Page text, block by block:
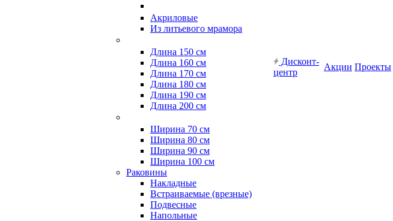
Акриловые
Из литьевого мрамора
Длина 150 см
Длина 160 см
Длина 170 см
Длина 180 см
Длина 190 см
Длина 200 см
Ширина 70 см
Ширина 80 см
Ширина 90 см
Ширина 100 см
Раковины
Накладные
Встраиваемые (врезные)
Подвесные
Напольные
Дисконт-
центр
Акции Проекты